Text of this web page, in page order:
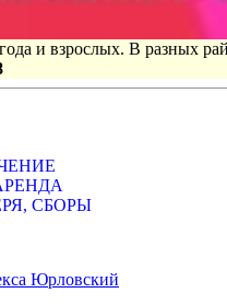
и взрослых. В разных
СБОРЫ
Юрловский